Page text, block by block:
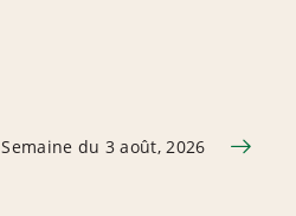
Semaine du 3 août, 2026